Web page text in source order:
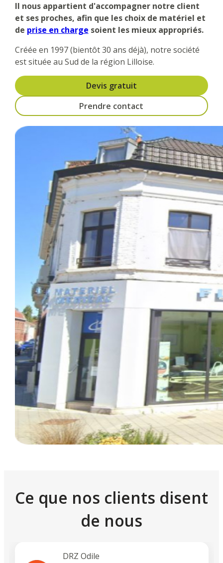
Il nous appartient d'accompagner notre client
et ses proches, afin que les choix de matériel et
de prise en charge soient les mieux appropriés.
Créée en 1997 (bientôt 30 ans déjà), notre société
est située au Sud de la région Lilloise.
Devis gratuit
Prendre contact
Ce que nos clients disent
de nous
DRZ Odile